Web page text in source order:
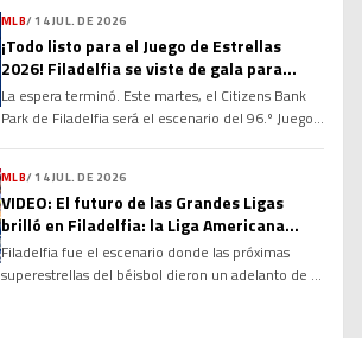
lanzadores prácticamente imbatible, el Joven
Circuito derrotó por marcador de 4-0 a la Liga
Nacional en la edición 96 del Clásico de […]
MLB/ 14 JUL. DE 2026
¡Todo listo para el Juego de Estrellas
2026! Filadelfia se viste de gala para
recibir a las mayores figuras de la MLB
La espera terminó. Este martes, el Citizens Bank
Park de Filadelfia será el escenario del 96.º Juego
en el tradicional duelo entre la Liga Americana y la
Liga Nacional. El partido marcará el cierre de un
intenso Fin de Semana […]
MLB/ 14 JUL. DE 2026
VIDEO: El futuro de las Grandes Ligas
brilló en Filadelfia: la Liga Americana
vence 6-1 en el Juego de Estrellas Futuras
2026
Filadelfia fue el escenario donde las próximas
superestrellas del béisbol dieron un adelanto de lo